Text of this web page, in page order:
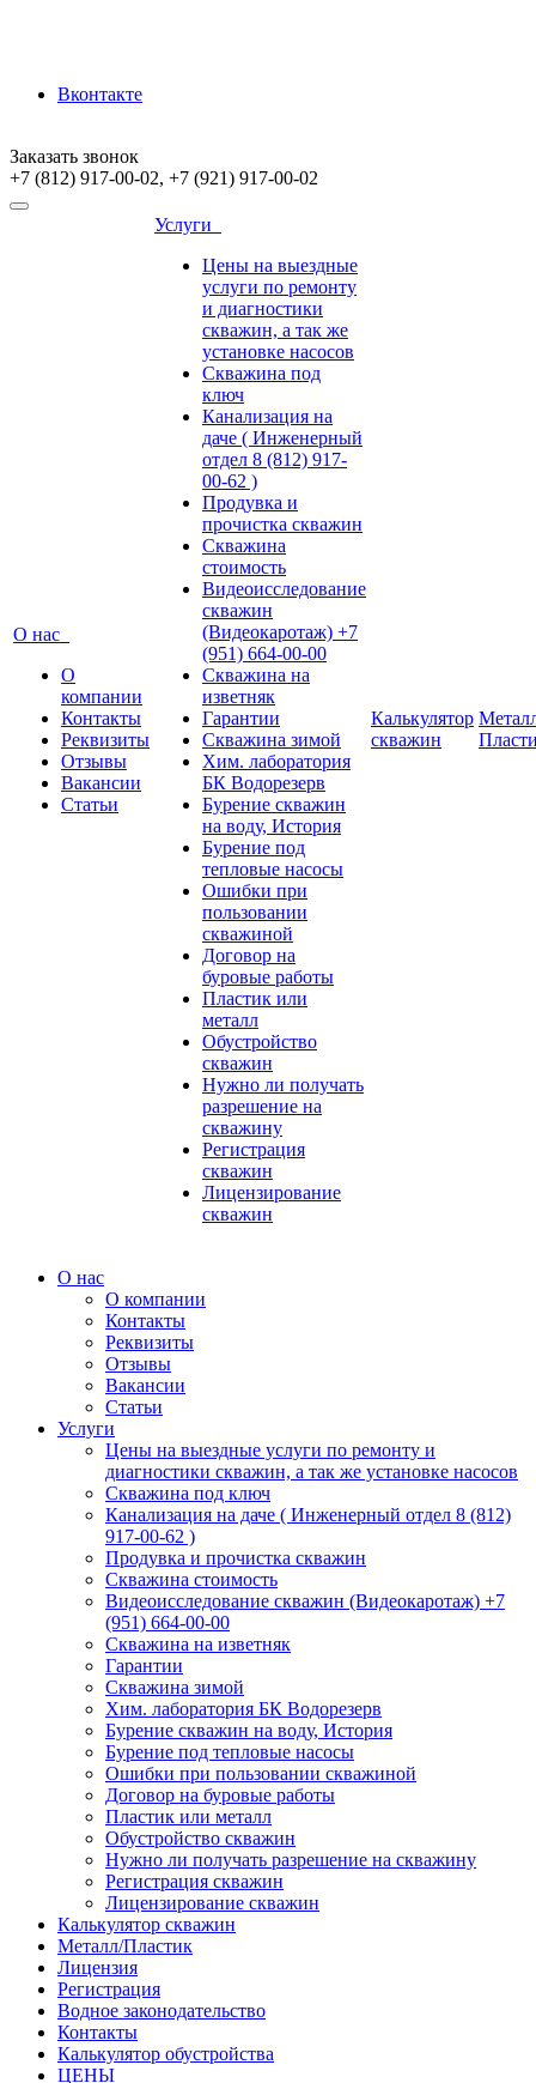
Вконтакте
Заказать звонок
+7 (812) 917-00-02, +7 (921) 917-00-02
О нас
О
компании
Контакты
Реквизиты
Отзывы
Вакансии
Статьи
Услуги
Цены на выездные
услуги по ремонту
и диагностики
скважин, а так же
установке насосов
Скважина под
ключ
Канализация на
даче ( Инженерный
отдел 8 (812) 917-
00-62 )
Продувка и
прочистка скважин
Скважина
стоимость
Видеоисследование
скважин
(Видеокаротаж) +7
(951) 664-00-00
Скважина на
изветняк
Гарантии
Скважина зимой
Хим. лаборатория
БК Водорезерв
Бурение скважин
на воду, История
Бурение под
тепловые насосы
Ошибки при
пользовании
скважиной
Договор на
буровые работы
Пластик или
металл
Обустройство
скважин
Нужно ли получать
разрешение на
скважину
Регистрация
скважин
Лицензирование
скважин
Калькулятор
скважин
О нас
О компании
Контакты
Реквизиты
Отзывы
Вакансии
Статьи
Услуги
Цены на выездные услуги по ремонту и
диагностики скважин, а так же установке насосов
Скважина под ключ
Канализация на даче ( Инженерный отдел 8 (812)
917-00-62 )
Продувка и прочистка скважин
Скважина стоимость
Видеоисследование скважин (Видеокаротаж) +7
(951) 664-00-00
Скважина на изветняк
Гарантии
Скважина зимой
Хим. лаборатория БК Водорезерв
Бурение скважин на воду, История
Бурение под тепловые насосы
Ошибки при пользовании скважиной
Договор на буровые работы
Пластик или металл
Обустройство скважин
Нужно ли получать разрешение на скважину
Регистрация скважин
Лицензирование скважин
Калькулятор скважин
Металл/Пластик
Лицензия
Регистрация
Водное законодательство
Контакты
Калькулятор обустройства
ЦЕНЫ